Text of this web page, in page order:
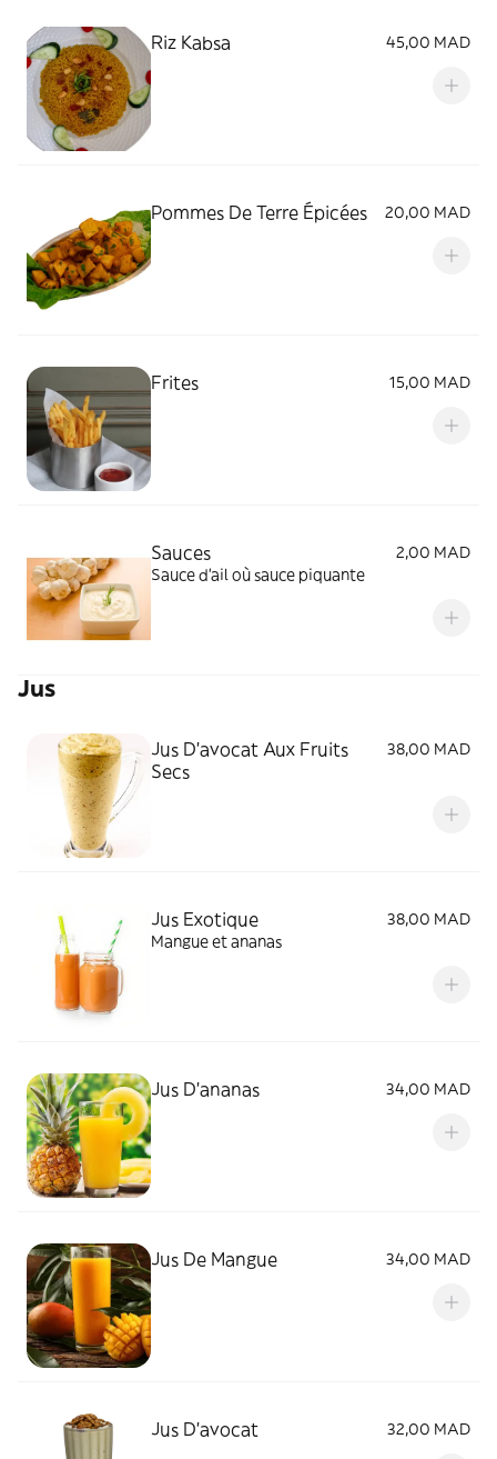
Riz Kabsa 45,00 MAD
Pommes De Terre Épicées 20,00 MAD
Frites 15,00 MAD
Sauces
2,00 MAD
Sauce d’ail où sauce piquante
Jus
Jus D'avocat Aux Fruits
Secs
38,00 MAD
Jus Exotique
38,00 MAD
Mangue et ananas
Jus D'ananas 34,00 MAD
Jus De Mangue 34,00 MAD
Jus D'avocat 32,00 MAD